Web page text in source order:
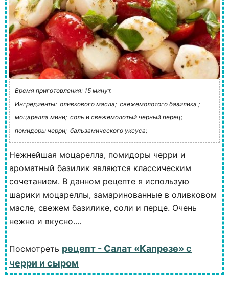
Время приготовления: 15 минут.
Ингредиенты: оливкового масла; свежемолотого базилика ;
моцарелла мини; соль и свежемолотый черный перец;
помидоры черри; бальзамического уксуса;
Нежнейшая моцарелла, помидоры черри и
ароматный базилик являются классическим
сочетанием. В данном рецепте я использую
шарики моцареллы, замаринованные в оливковом
масле, свежем базилике, соли и перце. Очень
нежно и вкусно....
Посмотреть рецепт - Салат «Капрезе» с
черри и сыром